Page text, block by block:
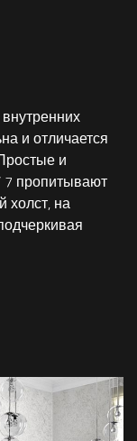
и отличается
и
7 пропитывают
холст, на